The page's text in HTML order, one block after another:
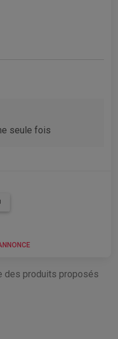
seule fois
des produits proposés